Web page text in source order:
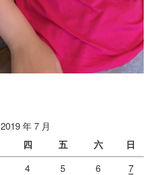
2019 年 7 月
四 五 六 日
4 5 6
7